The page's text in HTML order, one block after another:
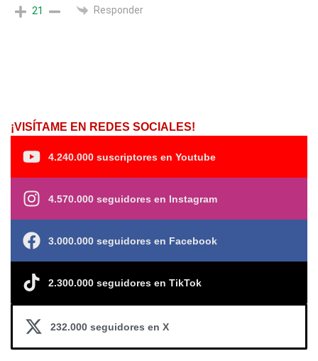
21 Responder
¡VISÍTAME EN REDES SOCIALES!
4.240.000 suscriptores en Youtube
4.570.000 seguidores en Instagram
3.000.000 seguidores en Facebook
2.300.000 seguidores en TikTok
232.000 seguidores en X